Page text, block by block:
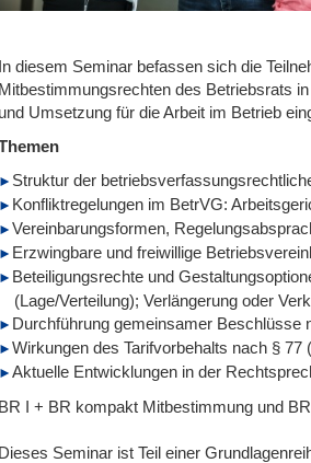
In diesem Seminar befassen sich die
Mitbestimmungsrechten des Betriebsrats
und Umsetzung für die Arbeit im Betrieb
Struktur der
Konfliktregelungen im BetrVG:
Vereinbarungsformen,
Erzwingbare und freiwillige
Beteiligungsrechte und
(Lage/Verteilung); Verlängerung oder
Durchführung gemeinsamer Beschlüsse
Wirkungen des Tarifvorbehalts nach § 77
Aktuelle Entwicklungen in der
BR I + BR kompakt Mitbestimmung und
Dieses Seminar ist Teil einer